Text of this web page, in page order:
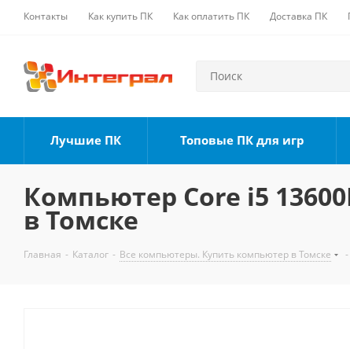
Контакты Как купить ПК Как оплатить ПК Доставка ПК
Лучшие ПК Топовые ПК для игр
Компьютер Core i5
в Томске
Главная - Каталог - Все компьютеры. Купить компьютер в Томске -